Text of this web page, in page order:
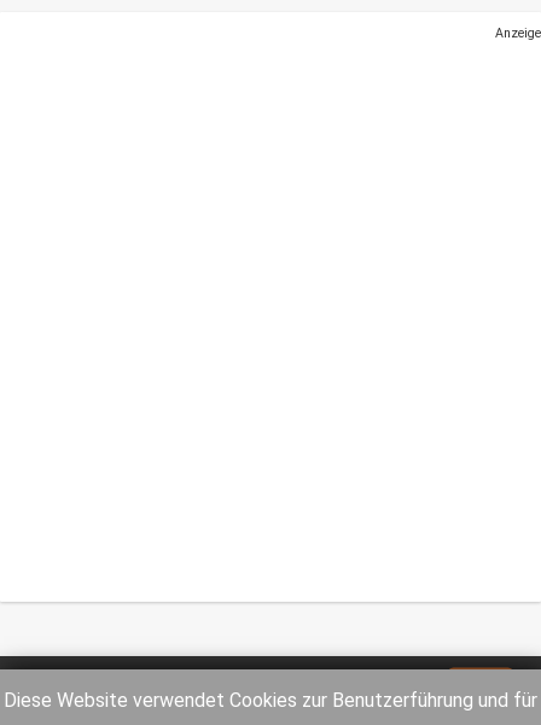
Diese Website verwendet Cookies zur Benutzerführung und für
Anzeige